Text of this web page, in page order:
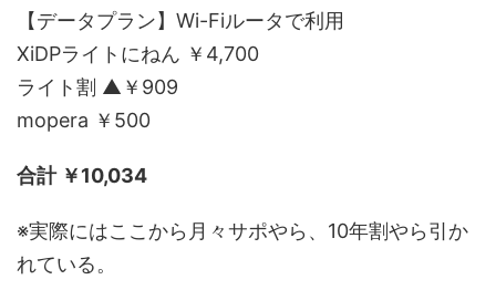
【データプラン】Wi-Fiルータで利用
XiDPライトにねん ￥4,700
ライト割 ▲￥909
mopera ￥500
合計 ￥10,034
※実際にはここから月々サポやら、10年割やら引か
れている。